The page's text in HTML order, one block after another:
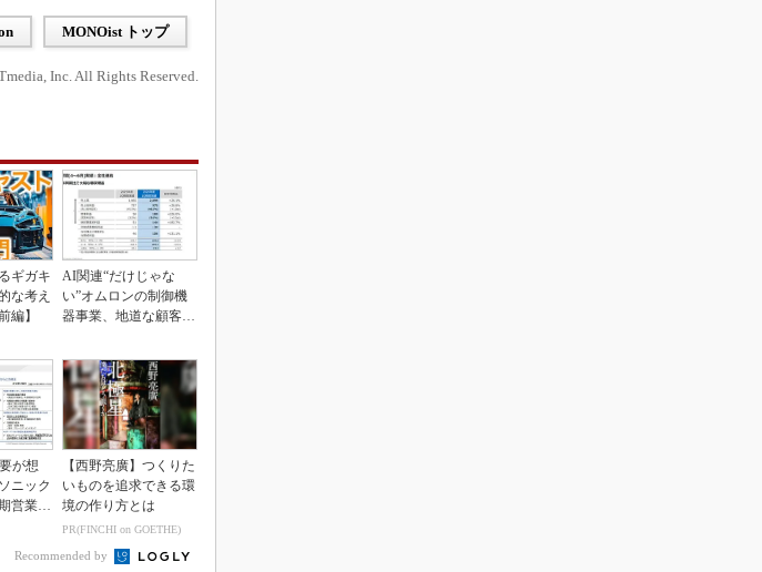
MONOist トップ
Inc. All Rights Reserved.
ギガキ
な考え
編】
AI関連“だけじゃな
い”オムロンの制御機
器事業、地道な顧客基
が想
ニック
営業利
【西野亮廣】つくりた
いものを追求できる環
境の作り方とは
PR(FINCHI on GOETHE)
Recommended by